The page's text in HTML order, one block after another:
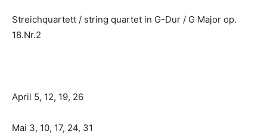
Streichquartett / string quartet in G-Dur / G Major op.
18.Nr.2
April 5, 12, 19, 26
Mai 3, 10, 17, 24, 31